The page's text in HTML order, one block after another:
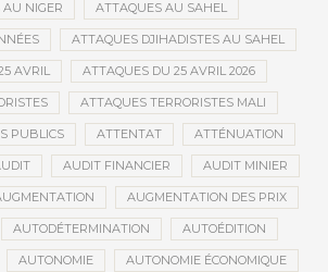
NIGER ATTAQUES AU SAHEL
ATTAQUES DJIHADISTES AU SAHEL
AVRIL ATTAQUES DU 25 AVRIL 2026
ATTAQUES TERRORISTES MALI
PUBLICS ATTENTAT ATTÉNUATION
AUDIT FINANCIER AUDIT MINIER
AUGMENTATION DES PRIX
AUTODÉTERMINATION AUTOÉDITION
AUTONOMIE AUTONOMIE ÉCONOMIQUE